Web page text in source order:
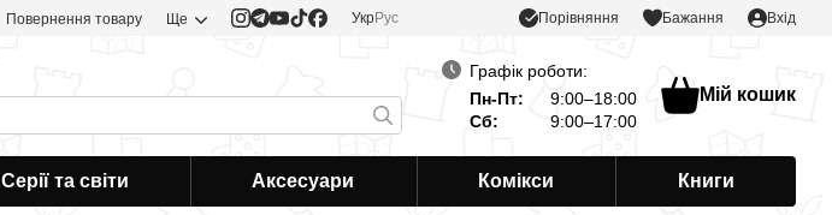
Повернення товару Ще УкрРус Порівняння Бажання Вхід
Графік роботи:
Пн-Пт:
9:00–18:00
Сб:
9:00–17:00
Мій кошик
Серії та світи Аксесуари Комікси Книги